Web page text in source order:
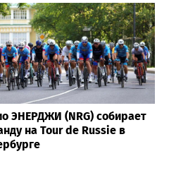
ЭНЕРДЖИ (NRG) собирает
на Tour de Russie в